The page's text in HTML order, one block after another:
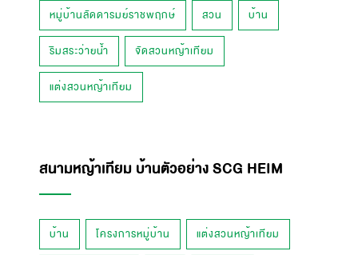
หมู่บ้านลัดดารมย์ราชพฤกษ์ สวน บ้าน
ริมสระว่ายน้ำ จัดสวนหญ้าเทียม
แต่งสวนหญ้าเทียม
สนามหญ้าเทียม บ้านตัวอย่าง SCG HEIM
บ้าน โครงการหมู่บ้าน แต่งสวนหญ้าเทียม